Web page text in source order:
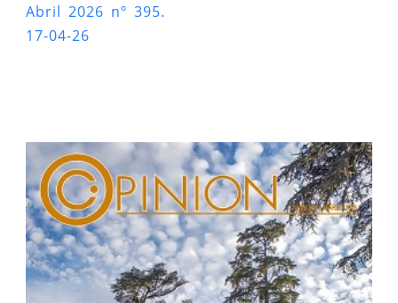
Abril 2026 nº 395.
17-04-26